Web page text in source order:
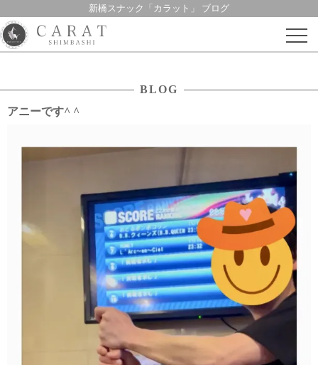
新橋スナック「カラット」 ブログ
Skip
BLOG
アニーです^ ^